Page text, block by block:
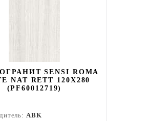
SENSI ROMA
NAT RETT 120X280
(PF60012719)
ABK